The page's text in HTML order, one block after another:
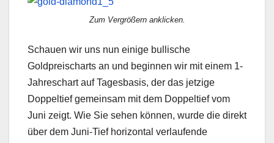
Zum Vergrößern anklicken.
Schauen wir uns nun einige bullische
Goldpreischarts an und beginnen wir mit einem 1-
Jahreschart auf Tagesbasis, der das jetzige
Doppeltief gemeinsam mit dem Doppeltief vom
Juni zeigt. Wie Sie sehen können, wurde die direkt
über dem Juni-Tief horizontal verlaufende